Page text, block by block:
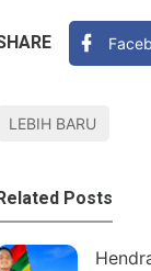
LEBIH BARU
Posts